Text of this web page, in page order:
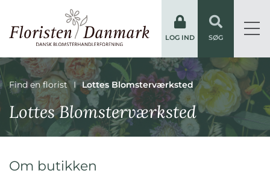
LOG IND SØG
Find en florist Lottes Blomsterværksted
Lottes Blomsterværksted
Om butikken